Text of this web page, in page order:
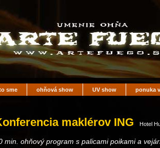
sme ohňová show UV show ponuka
maklérov ING Hotel
min. ohňový program s palicami poikami a